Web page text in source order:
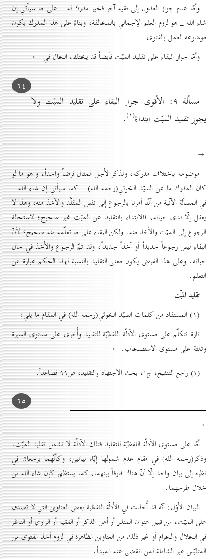
وأمّا عدم جواز العدول إلى فقيه آخر فخير مدرك له _ على ما سيأتي إن
شاء الله _ هو لزوم العلم الإجمالي بالمخالفة، وبناءً على هذا المدرك يكون
موضوعه العمل بالفتوى.
وأمّا جواز البقاء على تقليد الميّت فأيضاً قد يختلف الحال في ←
٦٤
مسألة ۹: الأقوى جواز البقاء على تقليد الميّت ولا
يجوز تقليد الميّت ابتداءً(۱) .
→
موضوعه باختلاف مدركه، ونذكر لأجل المثال فرضاً واحداً، و هو ما لو
كان المدرك ما عن السيّد الخوئي(رحمه الله) _ كما سيأتي إن شاء الله _
في المسألة الآتية من أنّنا أمرنا بالرجوع إلى نفس المقلَّد والأخذ منه، وهذا لا
يعقل إلّا لدى حياته، فالابتداء بالتقليد عن الميّت غير صحيح؛ لاستحالة
الرجوع إلى الميّت والأخذ منه، ولكن البقاء على ما تعلّمه منه صحيح؛ لأنّ
البقاء ليس رجوعاً جديداً أو أخذاً جديداً، وقد تمّ الرجوع والأخذ في حال
حياته. وعلى هذا الفرض يكون معنى التقليد بالنسبة لهذا الحكم عبارة عن
التعلم.
تقليد الميّت
(۱) المستفاد من كلمات السيّد الخوئي(رحمه الله) في المقام ما يلي:
تارة نتكلّم على مستوى الأدلّة اللفظيّة للتقليد وأُخرى على مستوى السيرة
وثالثة على مستوى الاستصحاب.←
(۱) راجع التنقيح، ج۱، بحث الاجتهاد والتقليد، ص۹۹ فصاعداً.
٦٥
→
أمّا على مستوى الأدلّة اللفظيّة للتقليد فتلك الأدلّة لا تشمل تقليد الميّت.
وذكر(رحمه الله) في مقام عدم شمولها إيّاه بيانين، وكأنّهما يرجعان في
نظره إلى بيان واحد إلّا أنّ هناك فارقاً بينهما، كما يستظهر ݢإن شاء الله من
خلال طرحهما.
البيان الأوّل: أنّه قد أُخذت في الأدلّة اللفظية بعض العناوين التي لا تصدق
على الميّت، من قبيل عنوان المنذر أو أهل الذكر أو الفقيه أو الراوي أو الناظر
في الحلال والحرام أو غير ذلك من العناوين الظاهرة في لزوم أخذ الفتوى من
المتلبّس غير الشاملة لمن انقضى عنه المبدأ.